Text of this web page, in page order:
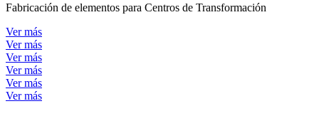
Fabricación de elementos para Centros de Transformación
Ver más
Ver más
Ver más
Ver más
Ver más
Ver más